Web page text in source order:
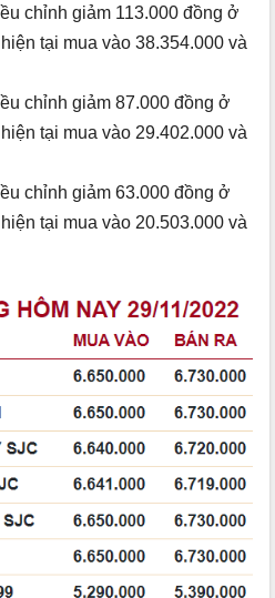
chỉnh giảm 113.000 đồng ở
tại mua vào 38.354.000 và
chỉnh giảm 87.000 đồng ở
tại mua vào 29.402.000 và
chỉnh giảm 63.000 đồng ở
tại mua vào 20.503.000 và